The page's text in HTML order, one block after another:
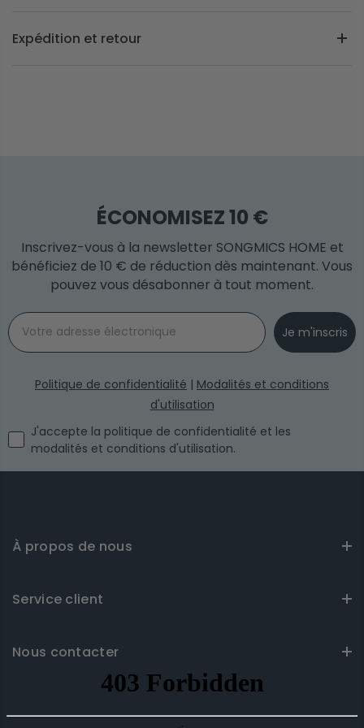
Expédition et retour
ÉCONOMISEZ 10 €
Inscrivez-vous à la newsletter SONGMICS HOME et
bénéficiez de 10 € de réduction dès maintenant. Vous
pouvez vous désabonner à tout moment.
Email
Je m'inscris
Politique de confidentialité | Modalités et conditions
d'utilisation
I agree with the privacy policy and the terms and
J'accepte la politique de confidentialité et les
modalités et conditions d'utilisation.
À propos de nous
Service client
Nous contacter